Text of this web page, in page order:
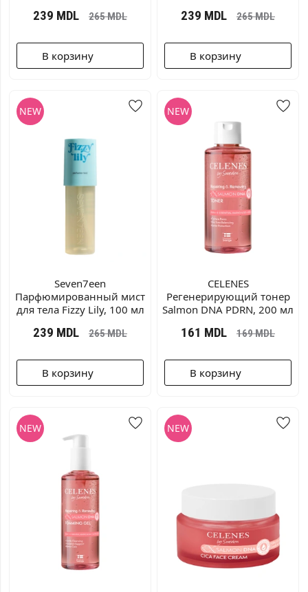
239 MDL 265MDL
В корзину
239 MDL 265MDL
В корзину
Seven7een
Парфюмированный мист
для тела Fizzy Lily, 100 мл
239 MDL 265MDL
В корзину
CELENES
Регенерирующий тонер
Salmon DNA PDRN, 200 мл
161 MDL 169MDL
В корзину